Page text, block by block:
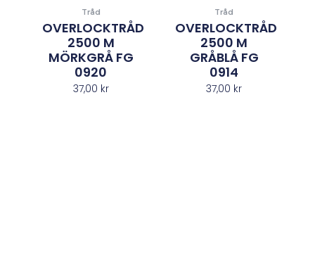
Tråd
OVERLOCKTRÅD
2500 M
MÖRKGRÅ FG
0920
37,00 kr
Tråd
OVERLOCKTRÅD
2500 M
GRÅBLÅ FG
0914
37,00 kr